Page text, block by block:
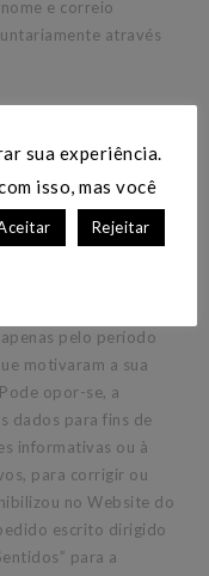
e correio
através
para este efeito.
pelo período
motivaram a sua
opor-se, a
dados para fins de
informativas ou à
para corrigir ou
no Website do
escrito dirigido
para a
sua experiência.
isso, mas você
Rejeitar